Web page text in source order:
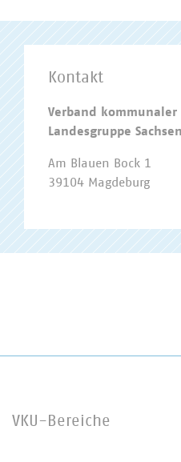
Kontakt
Verband kommunaler
Landesgruppe
Am Blauen Bock 1
39104 Magdeburg
VKU-Bereiche